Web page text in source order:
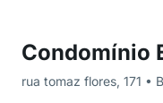
Condomínio
rua tomaz flores, 171 •